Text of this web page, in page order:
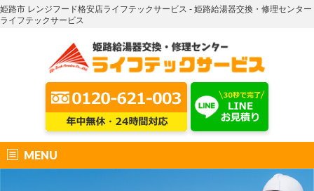
姫路市 レンジフード格安店ライフテックサービス - 姫路給湯器交換・修理センター
ライフテックサービス
MENU